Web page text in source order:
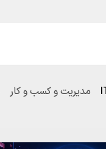
مدیریت و کسب و کار